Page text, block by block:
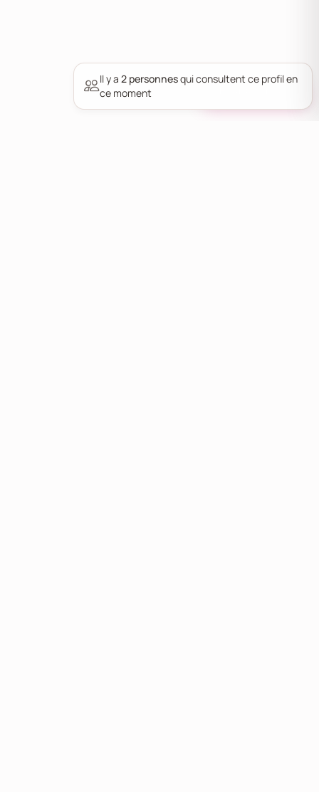
Il y a2 personnesqui consultent ce profil en
ce moment